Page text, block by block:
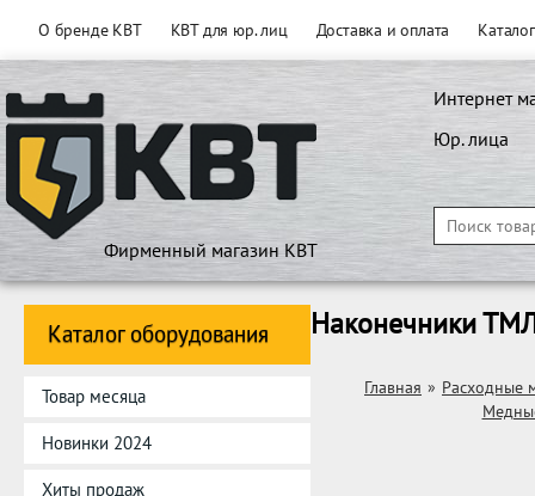
О бренде КВТ КВТ для юр. лиц Доставка и оплата
Фирменный магазин КВТ
Интернет
Юр. лица
Каталог оборудования
Товар месяца
Новинки 2024
Хиты продаж
Наконечники
Главная » Расходные